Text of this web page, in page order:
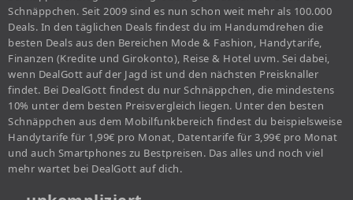
Schnäppchen. Seit 2009 sind es nun schon weit mehr als 100.000
Deals. In den täglichen Deals findest du im Handumdrehen die
besten Deals aus den Bereichen Mode & Fashion, Handytarife,
Finanzen (Kredite und Girokonto), Reise & Hotel uvm. Sei dabei,
wenn DealGott auf der Jagd ist und den nächsten Preisknaller
findet. Bei DealGott findest du nur Schnäppchen, die mindestens
10% unter dem besten Preisvergleich liegen. Unter den besten
Schnäppchen aus dem Mobilfunkbereich findest du beispielsweise
Handytarife für 1,99€ pro Monat, Datentarife für 3,99€ pro Monat
und auch Smartphones zu Bestpreisen. Das alles und noch viel
mehr wartet bei DealGott auf dich.